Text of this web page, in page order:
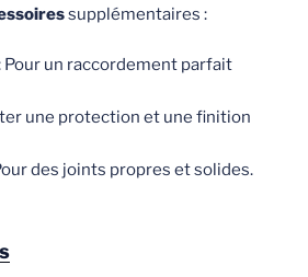
supplémentaires :
Pour un raccordement parfait
une protection et une finition
des joints propres et solides.